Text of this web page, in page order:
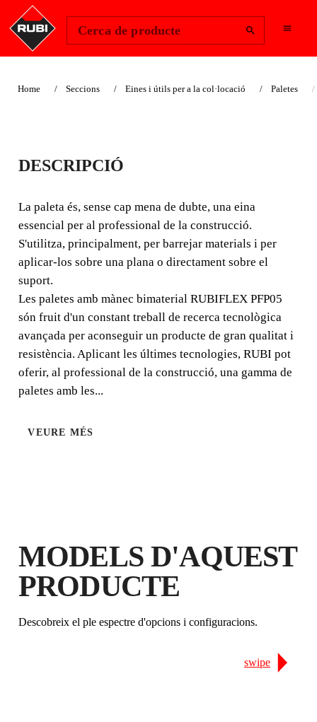
Cerca de producte
Home Seccions Eines i útils per a la col·locació Paletes
PALETES MÀNEC
BIMATERIAL
RUBIFLEX PFP05
La paleta és, sense cap mena de dubte, una eina essencial
per al professional de la construcció. S'utilitza,
principalment, per barrejar materials i per aplicar-los
sobre una plana o directament sobre el suport.
RUBI
GARANTIA GRATUÏTA
AMPLIADA EN PRODUCTES
ELEGIBLES
DESCRIPCIÓ
La paleta és, sense cap mena de dubte, una eina
essencial per al professional de la construcció.
S'utilitza, principalment, per barrejar materials i per
aplicar-los sobre una plana o directament sobre el
suport.
Les paletes amb mànec bimaterial RUBIFLEX PFP05
són fruit d'un constant treball de recerca tecnològica
avançada per aconseguir un producte de gran qualitat i
resistència. Aplicant les últimes tecnologies, RUBI pot
oferir, al professional de la construcció, una gamma de
paletes amb les...
VEURE MÉS
MODELS D'AQUEST
PRODUCTE
Descobreix el ple espectre d'opcions i configuracions.
swipe